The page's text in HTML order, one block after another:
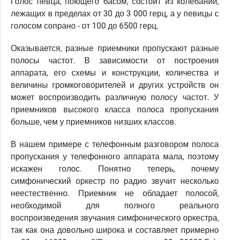
лежащих в пределах от 30 до 3 000 герц, а у певицы с
голосом сопрано - от 100 до 6500 герц.
Оказывается, разные приемники пропускают разные
полосы частот. В зависимости от построения
аппарата, его схемы и конструкции, количества и
величины громкоговорителей и других устройств он
может воспроизводить различную полосу частот. У
приемников высокого класса полоса пропускания
больше, чем у приемников низших классов.
В нашем примере с телефонным разговором полоса
пропускания у телефонного аппарата мала, поэтому
искажен голос. Понятно теперь, почему
симфонический оркестр по радио звучит несколько
неестественно. Приемник не обладает полосой,
необходимой для полного реального
воспроизведения звучания симфонического оркестра,
так как она довольно широка и составляет примерно